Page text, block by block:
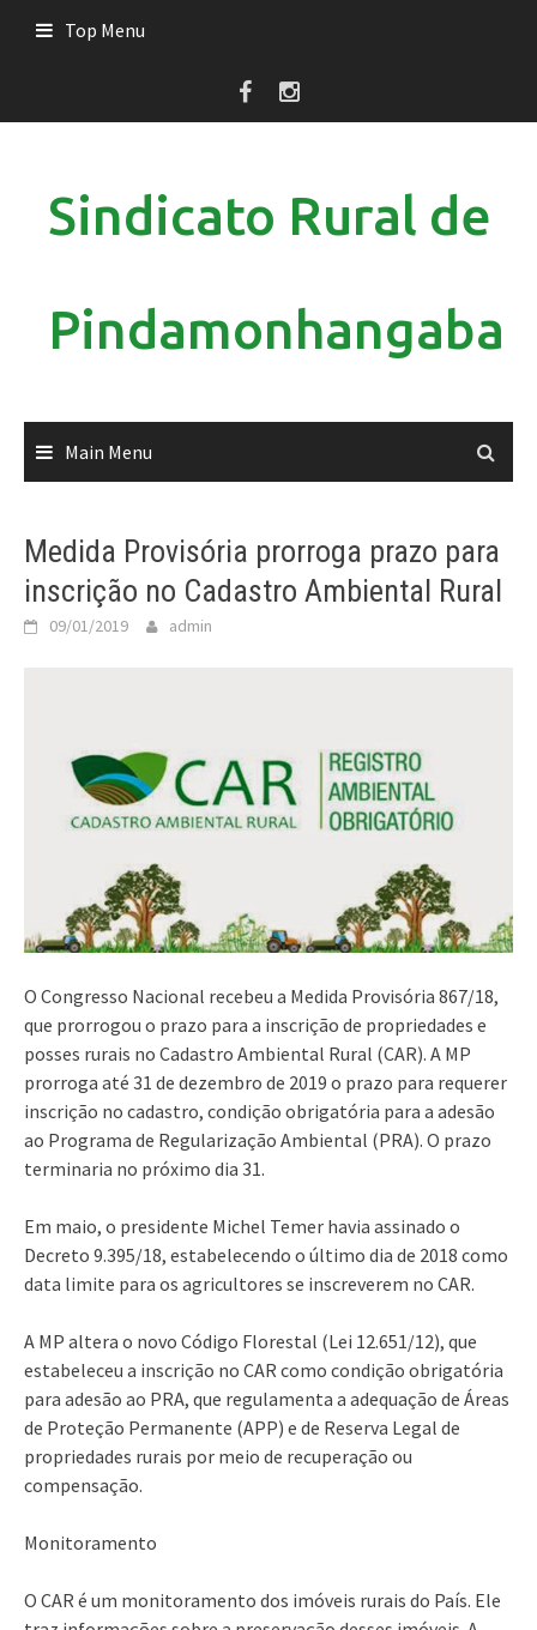
Top Menu
Sindicato Rural de
Pindamonhangaba
Main Menu
Medida Provisória prorroga prazo para
inscrição no Cadastro Ambiental Rural
09/01/2019 admin
O Congresso Nacional recebeu a Medida Provisória 867/18,
que prorrogou o prazo para a inscrição de propriedades e
posses rurais no Cadastro Ambiental Rural (CAR). A MP
prorroga até 31 de dezembro de 2019 o prazo para requerer
inscrição no cadastro, condição obrigatória para a adesão
ao Programa de Regularização Ambiental (PRA). O prazo
terminaria no próximo dia 31.
Em maio, o presidente Michel Temer havia assinado o
Decreto 9.395/18, estabelecendo o último dia de 2018 como
data limite para os agricultores se inscreverem no CAR.
A MP altera o novo Código Florestal (Lei 12.651/12), que
estabeleceu a inscrição no CAR como condição obrigatória
para adesão ao PRA, que regulamenta a adequação de Áreas
de Proteção Permanente (APP) e de Reserva Legal de
propriedades rurais por meio de recuperação ou
compensação.
Monitoramento
O CAR é um monitoramento dos imóveis rurais do País. Ele